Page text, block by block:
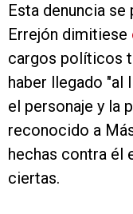
Esta denuncia
Errejón dimitiese
cargos políticos
haber llegado
el personaje y la
reconocido a
hechas contra él
ciertas.